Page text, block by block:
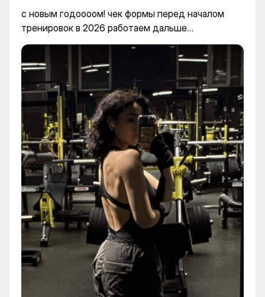
с новым годоооом! чек формы перед началом
тренировок в 2026 работаем дальше…